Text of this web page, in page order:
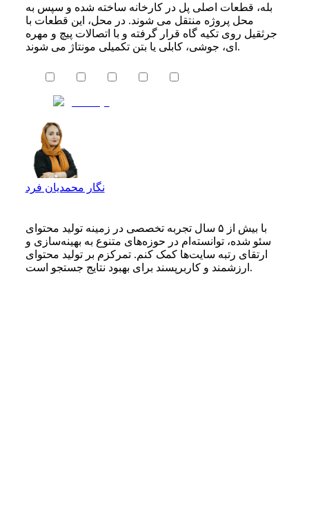
بله، قطعات اصلی پل در کارخانه ساخته شده و سپس به
محل پروژه منتقل می شوند. در محل، این قطعات با
جرثقیل روی تکیه گاه قرار گرفته و با اتصالات پیچ و مهره
ای، جوشی، کابلی یا بتن تکمیلی مونتاژ می شوند.
نگار محمدیان فرد
با بیش از ۵ سال تجربه تخصصی در زمینه تولید محتوای
سئو شده، توانسته‌ام در حوزه‌های متنوع به بهینه‌سازی و
ارتقای رتبه سایت‌ها کمک کنم. تمرکزم بر تولید محتوای
ارزشمند و کاربرپسند برای بهبود نتایج جستجو است.